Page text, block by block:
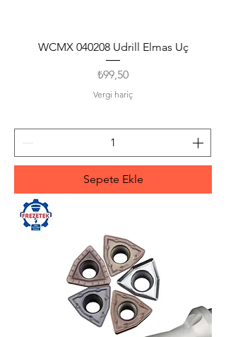
WCMX 040208 Udrill Elmas Uç
Fiyat
₺99,50
Vergi hariç
Sepete Ekle